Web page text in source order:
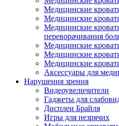
Медицинские
Медицинские
Медицинские
переворачивания
Медицинские
Медицинские
Медицинские
Аксессуары для
Нарушения зрения
Видеоувеличители
Гаджеты для
Дисплеи Брайля
Игры для незрячих